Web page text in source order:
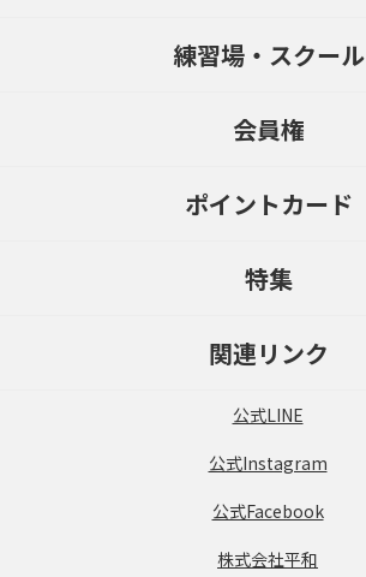
練習場・スクール
会員権
ポイントカード
特集
関連リンク
公式LINE
公式Instagram
公式Facebook
株式会社平和